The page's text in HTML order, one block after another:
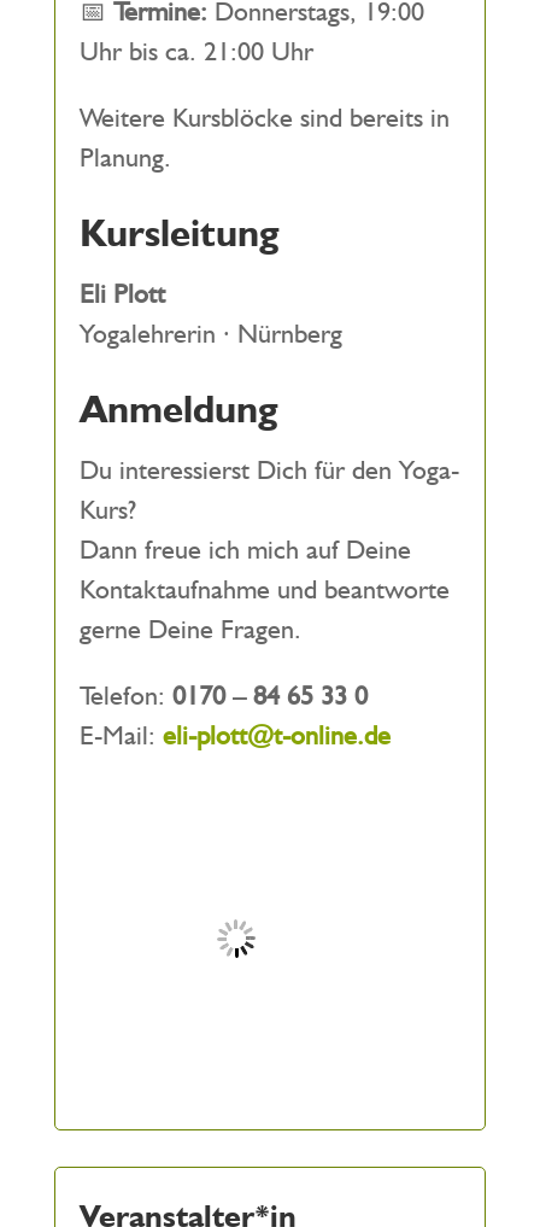
📅 Termine: Donnerstags, 19:00
Uhr bis ca. 21:00 Uhr
Weitere Kursblöcke sind bereits in
Planung.
Kursleitung
Eli Plott
Yogalehrerin · Nürnberg
Anmeldung
Du interessierst Dich für den Yoga-
Kurs?
Dann freue ich mich auf Deine
Kontaktaufnahme und beantworte
gerne Deine Fragen.
Telefon: 0170 – 84 65 33 0
E-Mail: eli-plott@t-online.de
Veranstalter*in